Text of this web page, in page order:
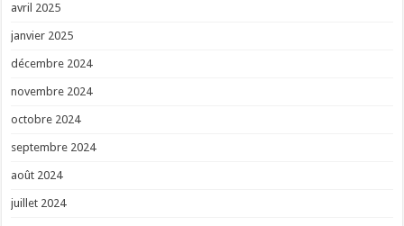
avril 2025
janvier 2025
décembre 2024
novembre 2024
octobre 2024
septembre 2024
août 2024
juillet 2024